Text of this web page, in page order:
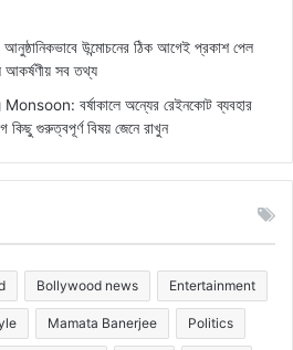
উন্মোচনের ঠিক আগেই প্রকাশ পেল
আকর্ষণীয় সব তথ্য
বর্ষাকালে অন্যের রেইনকোট ব্যবহার
গুরুত্বপূর্ণ বিষয় জেনে রাখুন
Bollywood news Entertainment
Mamata Banerjee Politics